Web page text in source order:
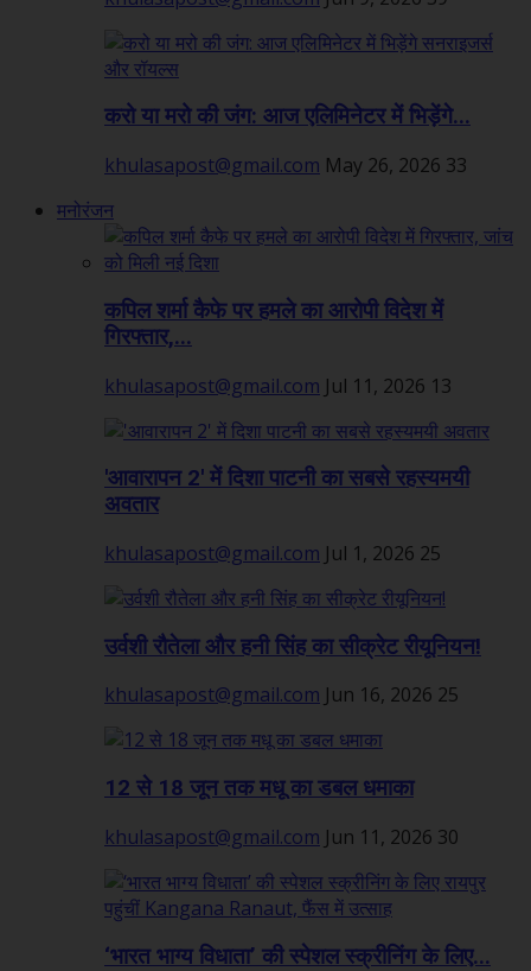
करो या मरो की जंग: आज एलिमिनेटर में भिड़ेंगे...
khulasapost@gmail.com May 26, 2026 33
मनोरंजन
कपिल शर्मा कैफे पर हमले का आरोपी विदेश में
गिरफ्तार,...
khulasapost@gmail.com Jul 11, 2026 13
'आवारापन 2' में दिशा पाटनी का सबसे रहस्यमयी
अवतार
khulasapost@gmail.com Jul 1, 2026 25
उर्वशी रौतेला और हनी सिंह का सीक्रेट रीयूनियन!
khulasapost@gmail.com Jun 16, 2026 25
12 से 18 जून तक मधू का डबल धमाका
khulasapost@gmail.com Jun 11, 2026 30
‘भारत भाग्य विधाता’ की स्पेशल स्क्रीनिंग के लिए...